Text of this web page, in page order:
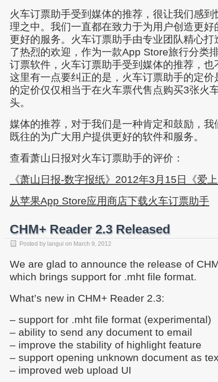
火车订票助手受到媒体的推荐，很让我们感
理之中。我们一直都在致力于为用户创造更
更好的服务。火车订票助手由专业团队精心
了热烈的欢迎，作为一款App Store旅行分类
订票软件，火车订票助手受到媒体的推荐，
这里有一点要纠正的是，火车订票助手的定
的定价仅仅相当于在火车票代售点购买3张火
头。
媒体的推荐，对于我们是一种肯定和鼓励，
既往的为广大用户提供更好的软件和服务。
查看萧山日报对火车订票助手的评价：
《萧山日报-数字报纸》2012年3月15日《爱
从苹果App Store应用商店下载火车订票助手
CHM+ Reader 2.3 Released
Posted by langui on March 9, 2012
We are glad to announce the release of
which brings support for .mht file format.
What’s new in CHM+ Reader 2.3:
– support for .mht file format (experimental)
– ability to send any document to email
– improve the stability of highlight feature
– support opening unknown document as
– improved web upload UI